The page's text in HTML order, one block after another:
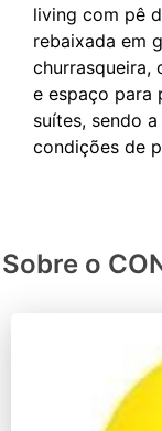
living com pê
rebaixada em
churrasqueira,
e espaço para
suítes, sendo
Sobre o